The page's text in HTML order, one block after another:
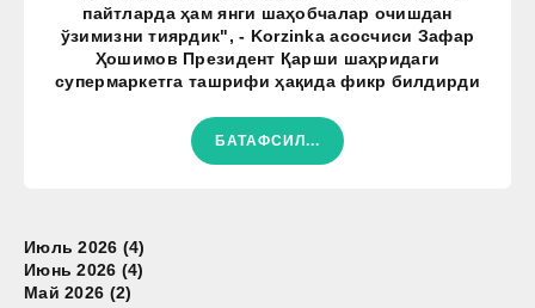
пайтларда ҳам янги шаҳобчалар очишдан
ўзимизни тиярдик", - Korzinka асосчиси Зафар
Ҳошимов Президент Қарши шаҳридаги
супермаркетга ташрифи ҳақида фикр билдирди
БАТАФСИЛ...
Июль 2026 (4)
Июнь 2026 (4)
Май 2026 (2)